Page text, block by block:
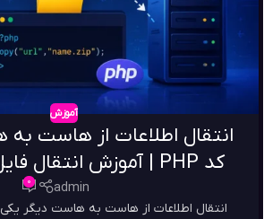
آموزش
انتقال اطلاعات از هاست به
کد PHP | آموزش انتقال فایل بدون FTP
admin
0
انتقال اطلاعات از هاست به هاست دیگر